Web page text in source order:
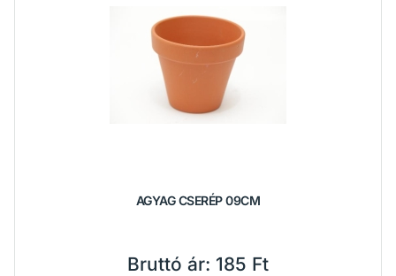
AGYAG CSERÉP 09CM
Bruttó ár: 185 Ft